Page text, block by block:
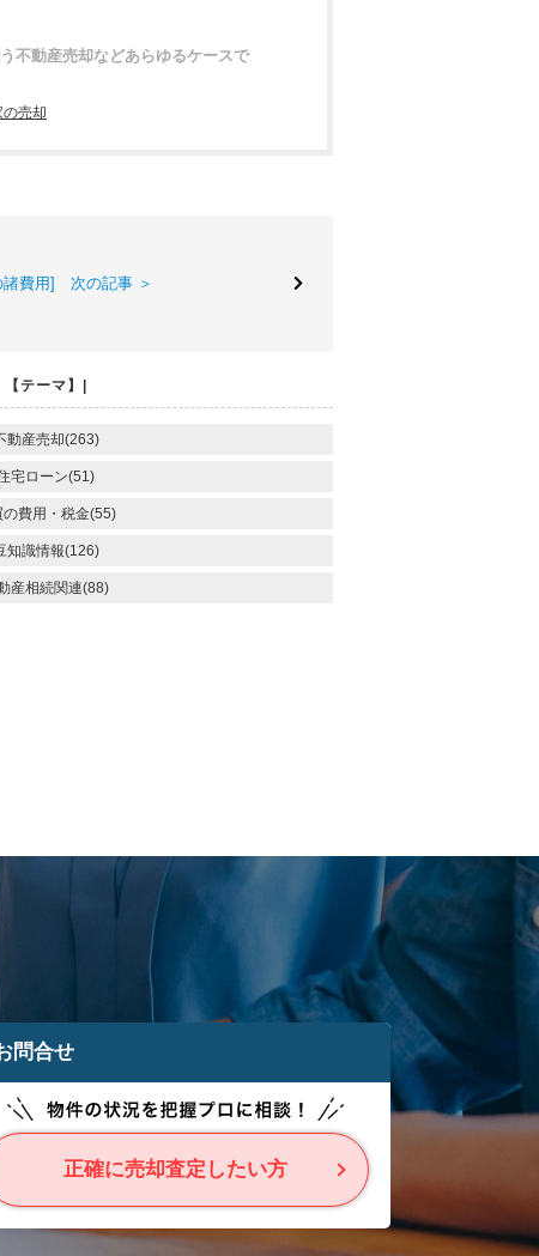
不動産売却などあらゆるケースで
の売却
諸費用] 次の記事 ＞
【テーマ】|
動産売却(263)
宅ローン(51)
の費用・税金(55)
知識情報(126)
産相続関連(88)
問合せ
正確に売却査定したい方